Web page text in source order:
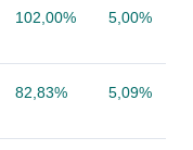
102,00% 5,00%
82,83% 5,09%